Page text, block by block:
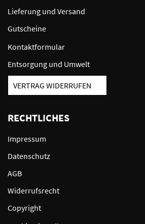
Lieferung und Versand
Gutscheine
Kontaktformular
Entsorgung und Umwelt
VERTRAG WIDERRUFEN
RECHTLICHES
Impressum
Datenschutz
AGB
Widerrufsrecht
Copyright